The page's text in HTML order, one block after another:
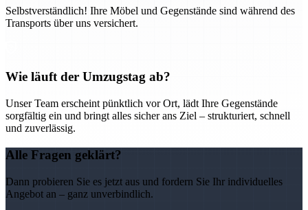
Selbstverständlich! Ihre Möbel und Gegenstände sind während des
Transports über uns versichert.
Wie läuft der Umzugstag ab?
Unser Team erscheint pünktlich vor Ort, lädt Ihre Gegenstände
sorgfältig ein und bringt alles sicher ans Ziel – strukturiert, schnell
und zuverlässig.
Alle Fragen geklärt?
Dann probieren Sie es jetzt aus und fordern Sie Ihr individuelles
Angebot an – ganz unverbindlich.